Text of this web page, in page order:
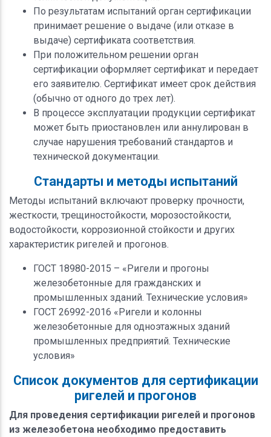
По результатам испытаний орган сертификации
принимает решение о выдаче (или отказе в
выдаче) сертификата соответствия.
При положительном решении орган
сертификации оформляет сертификат и передает
его заявителю. Сертификат имеет срок действия
(обычно от одного до трех лет).
В процессе эксплуатации продукции сертификат
может быть приостановлен или аннулирован в
случае нарушения требований стандартов и
технической документации.
Стандарты и методы испытаний
Методы испытаний включают проверку прочности,
жесткости, трещиностойкости, морозостойкости,
водостойкости, коррозионной стойкости и других
характеристик ригелей и прогонов.
ГОСТ 18980-2015 – «Ригели и прогоны
железобетонные для гражданских и
промышленных зданий. Технические условия»
ГОСТ 26992-2016 «Ригели и колонны
железобетонные для одноэтажных зданий
промышленных предприятий. Технические
условия»
Список документов для сертификации
ригелей и прогонов
Для проведения сертификации ригелей и прогонов
из железобетона необходимо предоставить